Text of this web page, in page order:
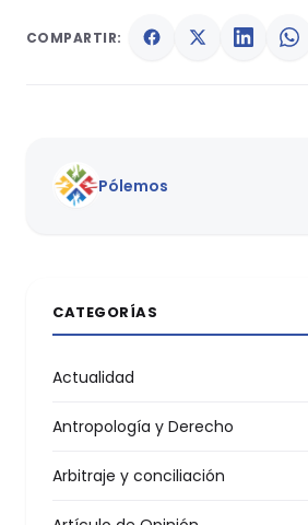
COMPARTIR:
Pólemos
CATEGORÍAS
Actualidad
Antropología y Derecho
Arbitraje y conciliación